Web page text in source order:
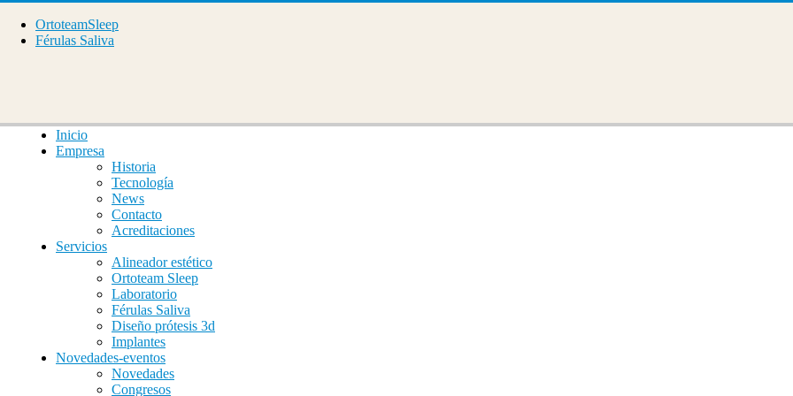
OrtoteamSleep
Férulas Saliva
Inicio
Empresa
Historia
Tecnología
News
Contacto
Acreditaciones
Servicios
Alineador estético
Ortoteam Sleep
Laboratorio
Férulas Saliva
Diseño prótesis 3d
Implantes
Novedades-eventos
Novedades
Congresos